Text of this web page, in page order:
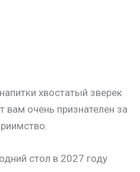
хвостатый зверек
вам очень признателен за
стол в 2027 году